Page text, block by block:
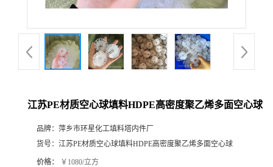
江苏PE材质空心球填料HDPE高密度聚乙烯多面空心球
品牌： 萍乡市环星化工填料塔内件厂
货号： 江苏PE材质空心球填料HDPE高密度聚乙烯多面空心球
价格： ￥1080/立方